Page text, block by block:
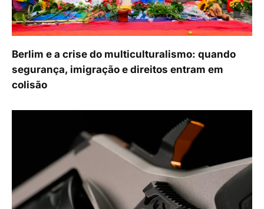
Berlim e a crise do multiculturalismo: quando
segurança, imigração e direitos entram em
colisão